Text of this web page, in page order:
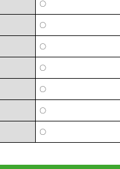
〇
〇
〇
〇
〇
〇
〇